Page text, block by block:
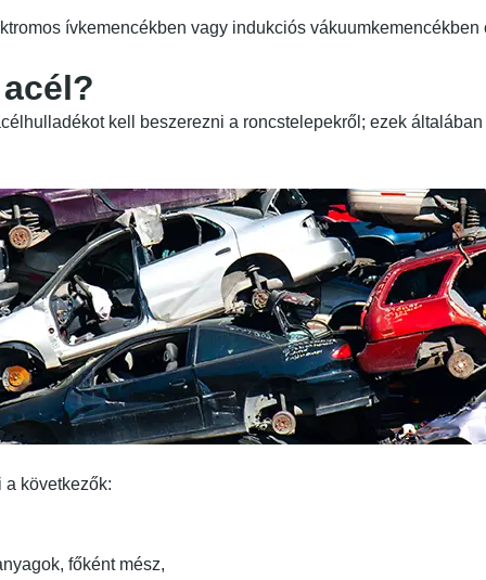
ívkemencékben vagy indukciós vákuumkemencékben
kell beszerezni a roncstelepekről; ezek
következők:
főként mész,